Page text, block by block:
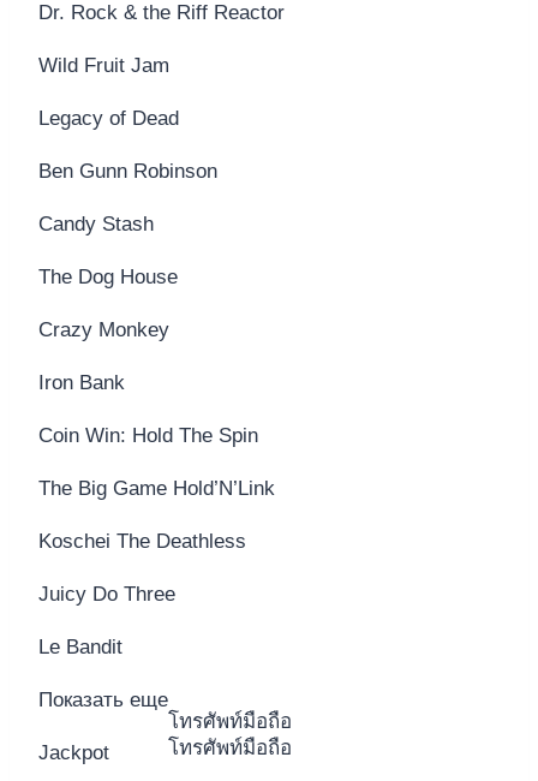
โทรศัพท์มือถือ
โทรศัพท์มือถือ
Dr. Rock & the Riff Reactor
Wild Fruit Jam
Legacy of Dead
Ben Gunn Robinson
Candy Stash
The Dog House
Crazy Monkey
Iron Bank
Coin Win: Hold The Spin
The Big Game Hold’N’Link
Koschei The Deathless
Juicy Do Three
Le Bandit
Показать еще
Jackpot